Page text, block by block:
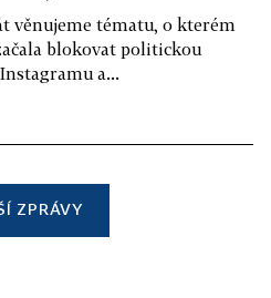
věnujeme tématu, o kterém
blokovat politickou
a...
ZPRÁVY